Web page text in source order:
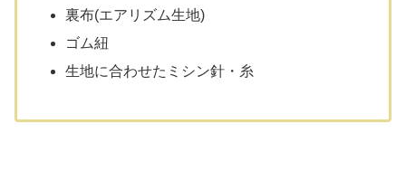
裏布(エアリズム生地)
ゴム紐
生地に合わせたミシン針・糸